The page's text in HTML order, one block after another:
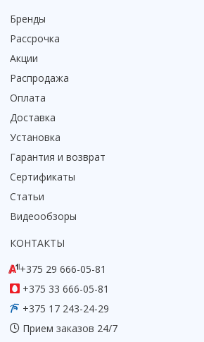
Бренды
Рассрочка
Акции
Распродажа
Оплата
Доставка
Установка
Гарантия и возврат
Сертификаты
Статьи
Видеообзоры
КОНТАКТЫ
+375 29 666-05-81
+375 33 666-05-81
+375 17 243-24-29
Прием заказов 24/7